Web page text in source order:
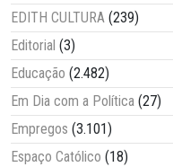
EDITH CULTURA (239)
Editorial (3)
Educação (2.482)
Em Dia com a Política (27)
Empregos (3.101)
Espaço Católico (18)